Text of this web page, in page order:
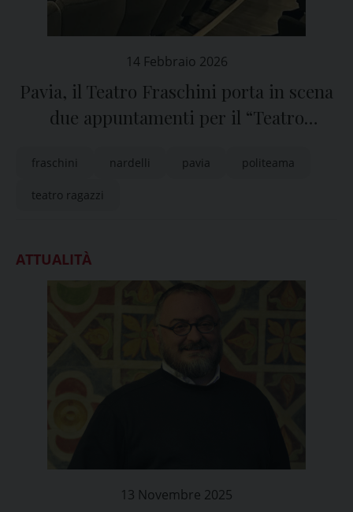
14 Febbraio 2026
Pavia, il Teatro Fraschini porta in scena
due appuntamenti per il “Teatro
fraschini nardelli pavia politeama
teatro ragazzi
ATTUALITÀ
13 Novembre 2025